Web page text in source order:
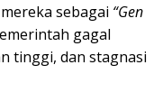
sebagai “Gen
gagal
tinggi, dan stagnasi